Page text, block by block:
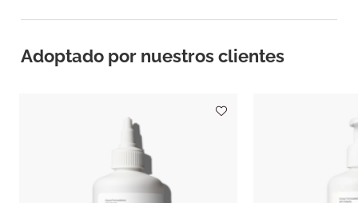
Adoptado por nuestros clientes